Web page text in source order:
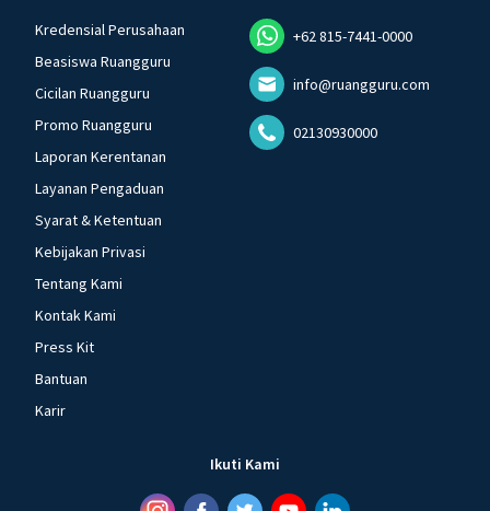
Kredensial Perusahaan
Beasiswa Ruangguru
Cicilan Ruangguru
Promo Ruangguru
Laporan Kerentanan
Layanan Pengaduan
Syarat & Ketentuan
Kebijakan Privasi
Tentang Kami
Kontak Kami
Press Kit
Bantuan
Karir
+62 815-7441-0000
info@ruangguru.com
02130930000
Ikuti Kami